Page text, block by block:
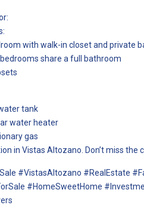
with walk-in closet and private
share a full bathroom
tank
water heater
gas
in Vistas Altozano. Don’t miss
#VistasAltozano #RealEstate
#HomeSweetHome